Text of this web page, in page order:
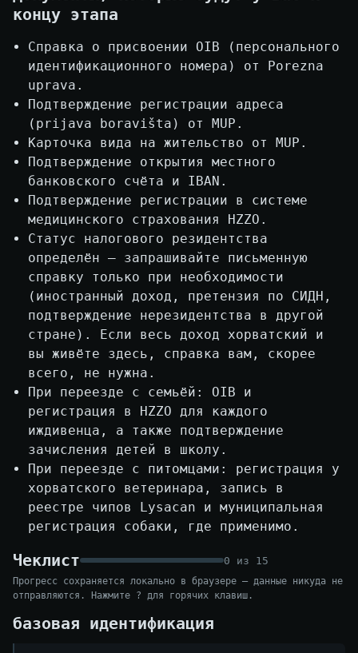
концу этапа
Справка о присвоении OIB (персонального
идентификационного номера) от Porezna
uprava.
Подтверждение регистрации адреса
(prijava boravišta) от MUP.
Карточка вида на жительство от MUP.
Подтверждение открытия местного
банковского счёта и IBAN.
Подтверждение регистрации в системе
медицинского страхования HZZO.
Статус налогового резидентства
определён — запрашивайте письменную
справку только при необходимости
(иностранный доход, претензия по СИДН,
подтверждение нерезидентства в другой
стране). Если весь доход хорватский и
вы живёте здесь, справка вам, скорее
всего, не нужна.
При переезде с семьёй: OIB и
регистрация в HZZO для каждого
иждивенца, а также подтверждение
зачисления детей в школу.
При переезде с питомцами: регистрация у
хорватского ветеринара, запись в
реестре чипов Lysacan и муниципальная
регистрация собаки, где применимо.
Чеклист 0 из 15
Прогресс сохраняется локально в браузере — данные никуда не
отправляются. Нажмите ? для горячих клавиш.
базовая идентификация